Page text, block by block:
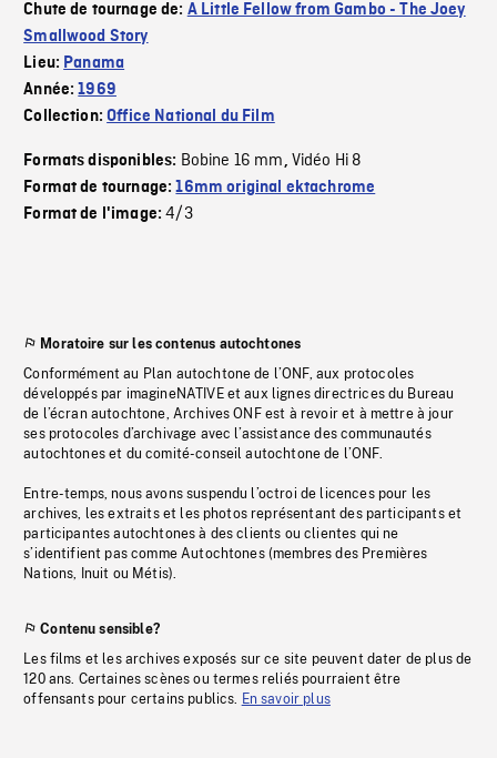
Chute de tournage de: A Little Fellow from Gambo - The Joey
Smallwood Story
Lieu: Panama
Année:1969
Collection:Office National du Film
Formats disponibles: Bobine 16 mm, Vidéo Hi 8
Format de tournage:16mm original ektachrome
Format de l'image:4/3
Moratoire sur les contenus autochtones
Conformément au Plan autochtone de l’ONF, aux protocoles
développés par imagineNATIVE et aux lignes directrices du Bureau
de l’écran autochtone, Archives ONF est à revoir et à mettre à jour
ses protocoles d’archivage avec l’assistance des communautés
autochtones et du comité-conseil autochtone de l’ONF.
Entre-temps, nous avons suspendu l’octroi de licences pour les
archives, les extraits et les photos représentant des participants et
participantes autochtones à des clients ou clientes qui ne
s’identifient pas comme Autochtones (membres des Premières
Nations, Inuit ou Métis).
Contenu sensible?
Les films et les archives exposés sur ce site peuvent dater de plus de
120 ans. Certaines scènes ou termes reliés pourraient être
offensants pour certains publics. En savoir plus